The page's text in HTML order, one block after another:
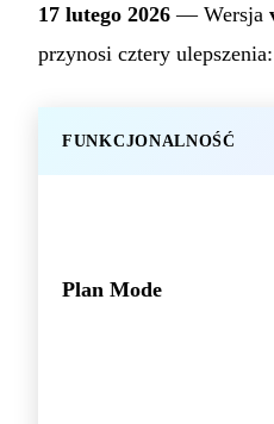
17 lutego 2026 — Wersja
przynosi cztery ulepszenia:
FUNKCJONALNOŚĆ
Plan Mode